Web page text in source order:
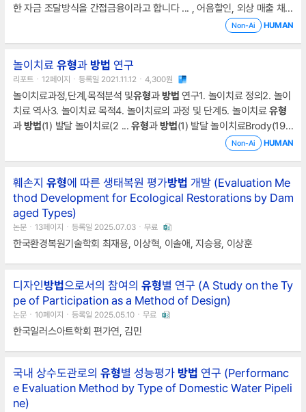
한 자금 조달방식을 간접금융이라고 합니다 ... , 어음할인, 외상 매출 채
권, 당좌차월, 담보대출이 있습니다. 단기 대출은 개인이 은행에서 받는
더라도 어느 정도까지는 수표 발행 등의
식입니다. 당좌차월에서는 당좌예금계좌를 통해 예금
Non-Ai HUMAN
놀이치료 유형과 방법 연구
리포트ㆍ12페이지ㆍ등록일 2021.11.12ㆍ4,300원
놀이치료과정,단계,목적분석 및유형과방법 연구1. 놀이치료 정의2. 놀이
치료 역사3. 놀이치료 목적4. 놀이치료의 과정 및 단계5. 놀이치료유형
과방법(1) 발달 놀이치료(2 ...유형과방법(1) 발달 놀이치료Brody(197
8)는 스스로 발달놀이치료라고 부른 기법을 발전시켰다. 이 치료에서는
위해 다양한 이론과 기법을 바탕으로 한 놀이를 통해 치료하는 정신치료
의 한방법이다. 아동은 생각
Non-Ai HUMAN
훼손지 유형에 따른 생태복원 평가방법 개발 (Evaluation Me
thod Development for Ecological Restorations by Dam
aged Types)
논문ㆍ13페이지ㆍ등록일 2025.07.03ㆍ무료
한국환경복원기술학회 최재용, 이상혁, 이솔애, 지승용, 이상훈
디자인방법으로서의 참여의 유형별 연구 (A Study on the Ty
pe of Participation as a Method of Design)
논문ㆍ10페이지ㆍ등록일 2025.05.10ㆍ무료
한국일러스아트학회 편가연, 김민
국내 상수도관로의 유형별 성능평가 방법 연구 (Performanc
e Evaluation Method by Type of Domestic Water Pipeli
ne)